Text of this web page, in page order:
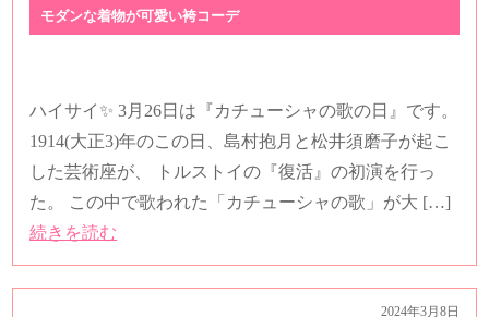
続きを読む
卒業記念♪
ハイサイ✨ 3月2日は【ミニチュアの日】です。 「ミ
チュアを愛そうという日。 小さいものはカワイイです